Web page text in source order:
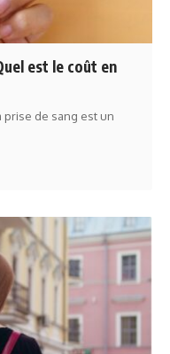
est le coût en
prise de sang est un